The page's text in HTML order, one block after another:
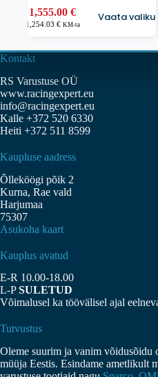
1,555.00€
1,254.03 € KM-ta
Vaata valikuid
Sellel
tootel
varianti.
saab
teha
tootelehel.
Kontakt
RS Varustuse OÜ
www.racingexpert.eu
info@racingexpert.eu
Kalle +372 520 6330
Heiti +372 511 8599
Kaupluse aadress
Õlleköögi põik 2
Kurna, Rae vald
Harjumaa
75307
Asukoha kaart
Kauplus avatud
E-R 10.00-18.00
L-PSULETUD
Võimalusel ka töövälisel ajal
Tutvustus
Oleme suurim ja vanim võidusõidu
müüja Eestis. Esindame ametlikult